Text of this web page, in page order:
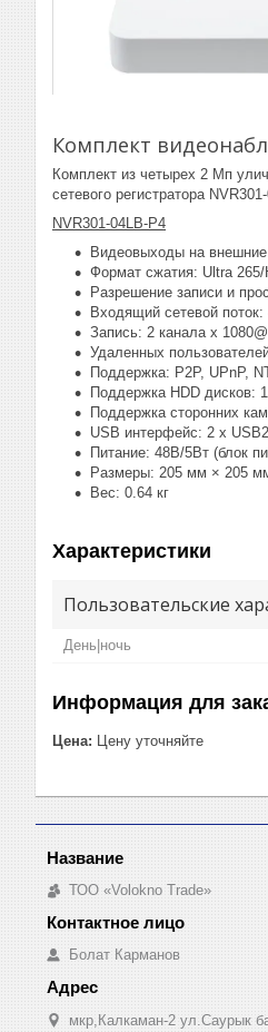
Комплект
Комплект из четырех 2 Мп
сетевого регистратора
NVR301-04LB-P4
Видеовыходы на
Формат сжатия: Ultra 265/
Разрешение записи и
Входящий сетевой
Запись: 2 канала x
Удаленных
Поддержка: P2P, UPnP,
Поддержка HDD дисков:
Поддержка сторонних
USB интерфейс: 2 x
Питание: 48В/5Вт (блок
Размеры: 205 мм × 205
Вес: 0.64 кг
Характеристики
Пользовательские
День|ночь
Информация для
Цена: Цену уточняйте
ТОО «Volokno Trade»
Болат Карманов
мкр,Калкаман-2 ул.Саурык